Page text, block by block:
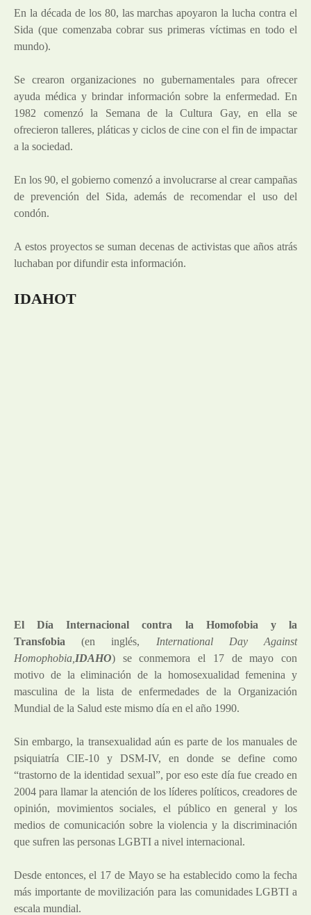
En la década de los 80, las marchas apoyaron la lucha contra el
Sida (que comenzaba cobrar sus primeras víctimas en todo el
mundo).
Se crearon organizaciones no gubernamentales para ofrecer
ayuda médica y brindar información sobre la enfermedad. En
1982 comenzó la Semana de la Cultura Gay, en ella se
ofrecieron talleres, pláticas y ciclos de cine con el fin de impactar
a la sociedad.
En los 90, el gobierno comenzó a involucrarse al crear campañas
de prevención del Sida, además de recomendar el uso del
condón.
A estos proyectos se suman decenas de activistas que años atrás
luchaban por difundir esta información.
IDAHOT
El Día Internacional contra la Homofobia y la
Transfobia(en inglés, International Day Against
Homophobia, IDAHO) se conmemora el 17 de mayo con
motivo de la eliminación de la homosexualidad femenina y
masculina de la lista de enfermedades de la Organización
Mundial de la Salud este mismo día en el año 1990.
Sin embargo, la transexualidad aún es parte de los manuales de
psiquiatría CIE-10 y DSM-IV, en donde se define como
“trastorno de la identidad sexual”, por eso este día fue creado en
2004 para llamar la atención de los líderes políticos, creadores de
opinión, movimientos sociales, el público en general y los
medios de comunicación sobre la violencia y la discriminación
que sufren las personas LGBTI a nivel internacional.
Desde entonces, el 17 de Mayo se ha establecido como la fecha
más importante de movilización para las comunidades LGBTI a
escala mundial.